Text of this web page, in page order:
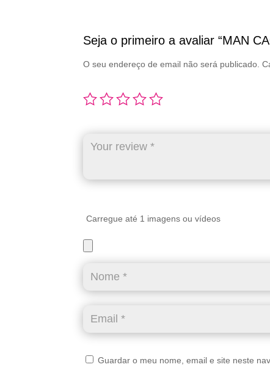
Seja o primeiro a avaliar “MAN
O seu endereço de email não será publicado.
Carregue até 1 imagens ou vídeos
Guardar o meu nome, email e site neste